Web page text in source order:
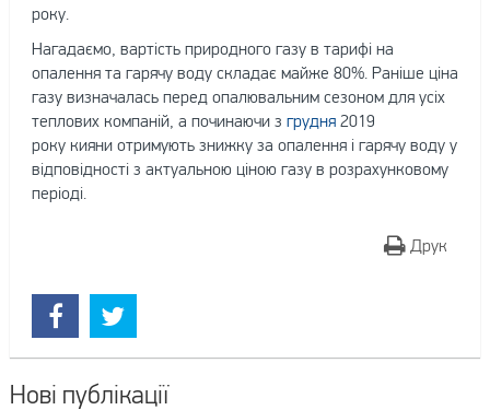
року.
Нагадаємо, вартість природного газу в тарифі на
опалення та гарячу воду складає майже 80%. Раніше ціна
газу визначалась перед опалювальним сезоном для усіх
теплових компаній, а починаючи з грудня2019
року кияни отримують знижку за опалення і гарячу воду у
відповідності з актуальною ціною газу в розрахунковому
періоді.
Друк
Нові публікації